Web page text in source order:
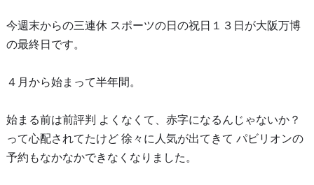
今週末からの三連休 スポーツの日の祝日１３日が大阪万博
の最終日です。
４月から始まって半年間。
始まる前は前評判 よくなくて、赤字になるんじゃないか？
って心配されてたけど 徐々に人気が出てきて パビリオンの
予約もなかなかできなくなりました。